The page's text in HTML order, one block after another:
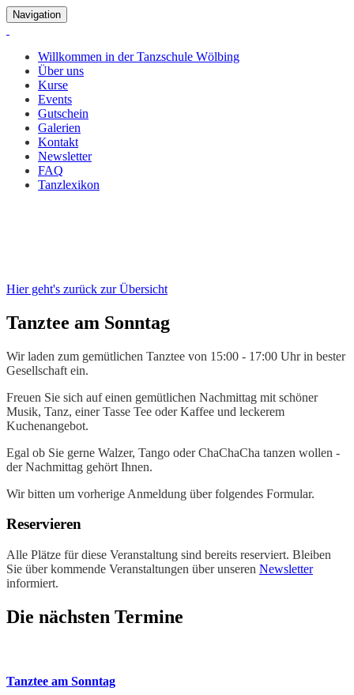
Navigation
Willkommen in der Tanzschule Wölbing
Über uns
Kurse
Events
Gutschein
Galerien
Kontakt
Newsletter
FAQ
Tanzlexikon
Hier geht's zurück zur Übersicht
Tanztee am Sonntag
Wir laden zum gemütlichen Tanztee von 15:00 - 17:00 Uhr in bester
Gesellschaft ein.
Freuen Sie sich auf einen gemütlichen Nachmittag mit schöner
Musik, Tanz, einer Tasse Tee oder Kaffee und leckerem
Kuchenangebot.
Egal ob Sie gerne Walzer, Tango oder ChaChaCha tanzen wollen -
der Nachmittag gehört Ihnen.
Wir bitten um vorherige Anmeldung über folgendes Formular.
Reservieren
Alle Plätze für diese Veranstaltung sind bereits reserviert. Bleiben
Sie über kommende Veranstaltungen über unseren Newsletter
informiert.
Die nächsten Termine
Tanztee am Sonntag